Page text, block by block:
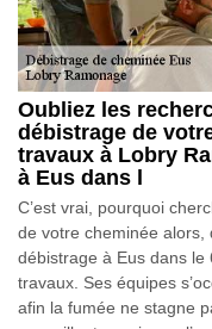
Oubliez les
débistrage de
travaux à Lobry
à Eus dans l
C’est vrai, pourquoi
de votre cheminée alors,
débistrage à Eus dans
travaux. Ses équipes
afin la fumée ne stagne